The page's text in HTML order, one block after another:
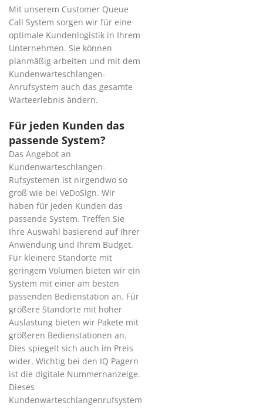
Mit unserem Customer Queue
Call System sorgen wir für eine
optimale Kundenlogistik in Ihrem
Unternehmen. Sie können
planmäßig arbeiten und mit dem
Kundenwarteschlangen-
Anrufsystem auch das gesamte
Warteerlebnis ändern.
Für jeden Kunden das
passende System?
Das Angebot an
Kundenwarteschlangen-
Rufsystemen ist nirgendwo so
groß wie bei VeDoSign. Wir
haben für jeden Kunden das
passende System. Treffen Sie
Ihre Auswahl basierend auf Ihrer
Anwendung und Ihrem Budget.
Für kleinere Standorte mit
geringem Volumen bieten wir ein
System mit einer am besten
passenden Bedienstation an. Für
größere Standorte mit hoher
Auslastung bieten wir Pakete mit
größeren Bedienstationen an.
Dies spiegelt sich auch im Preis
wider. Wichtig bei den IQ Pagern
ist die digitale Nummernanzeige.
Dieses
Kundenwarteschlangenrufsystem